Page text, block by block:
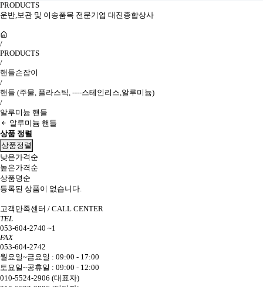
PRODUCTS
운반,보관 및 이송품목 전문기업 대진종합상사
/
PRODUCTS
/
핸들손잡이
/
핸들 (주물, 플라스틱, ----스테인리스,알루미늄)
/
알루미늄 핸들
알루미늄 핸들
상품 정렬
상품정렬
낮은가격순
높은가격순
상품명순
등록된 상품이 없습니다.
고객만족센터 / CALL CENTER
TEL
053-604-2740 ~1
FAX
053-604-2742
월요일~금요일 : 09:00 - 17:00
토요일~공휴일 : 09:00 - 12:00
010-5524-2906 (대표자)